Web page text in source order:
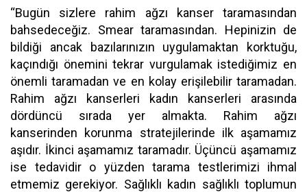
“Bugün sizlere rahim ağzı kanser taramasından
bahsedeceğiz. Smear taramasından. Hepinizin de
bildiği ancak bazılarınızın uygulamaktan korktuğu,
kaçındığı önemini tekrar vurgulamak istediğimiz en
önemli taramadan ve en kolay erişilebilir taramadan.
Rahim ağzı kanserleri kadın kanserleri arasında
dördüncü sırada yer almakta. Rahim ağzı
kanserinden korunma stratejilerinde ilk aşamamız
aşıdır. İkinci aşamamız taramadır. Üçüncü aşamamız
ise tedavidir o yüzden tarama testlerimizi ihmal
etmemiz gerekiyor. Sağlıklı kadın sağlıklı toplumun